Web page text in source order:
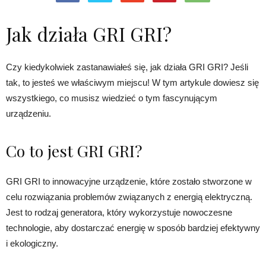
Jak działa GRI GRI?
Czy kiedykolwiek zastanawiałeś się, jak działa GRI GRI? Jeśli
tak, to jesteś we właściwym miejscu! W tym artykule dowiesz się
wszystkiego, co musisz wiedzieć o tym fascynującym
urządzeniu.
Co to jest GRI GRI?
GRI GRI to innowacyjne urządzenie, które zostało stworzone w
celu rozwiązania problemów związanych z energią elektryczną.
Jest to rodzaj generatora, który wykorzystuje nowoczesne
technologie, aby dostarczać energię w sposób bardziej efektywny
i ekologiczny.